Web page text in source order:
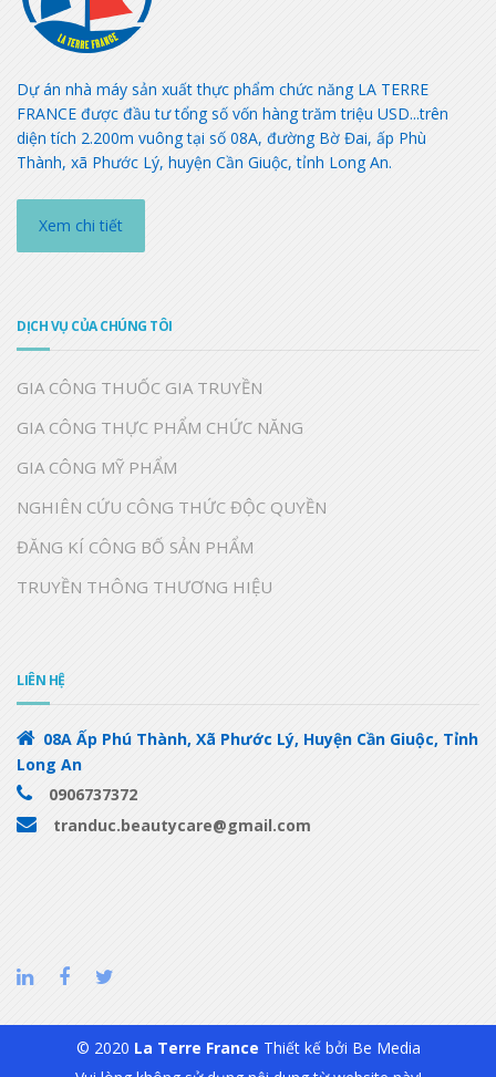
Dự án nhà máy sản xuất thực phẩm chức năng LA TERRE
FRANCE được đầu tư tổng số vốn hàng trăm triệu USD...trên
diện tích 2.200m vuông tại số 08A, đường Bờ Đai, ấp Phù
Thành, xã Phước Lý, huyện Cần Giuộc, tỉnh Long An.
Xem chi tiết
DỊCH VỤ CỦA CHÚNG TÔI
GIA CÔNG THUỐC GIA TRUYỀN
GIA CÔNG THỰC PHẨM CHỨC NĂNG
GIA CÔNG MỸ PHẨM
NGHIÊN CỨU CÔNG THỨC ĐỘC QUYỀN
ĐĂNG KÍ CÔNG BỐ SẢN PHẨM
TRUYỀN THÔNG THƯƠNG HIỆU
LIÊN HỆ
08A Ấp Phú Thành, Xã Phước Lý, Huyện Cần Giuộc, Tỉnh
Long An
0906737372
tranduc.beautycare@gmail.com
© 2020 La Terre France Thiết kế bởi Be Media